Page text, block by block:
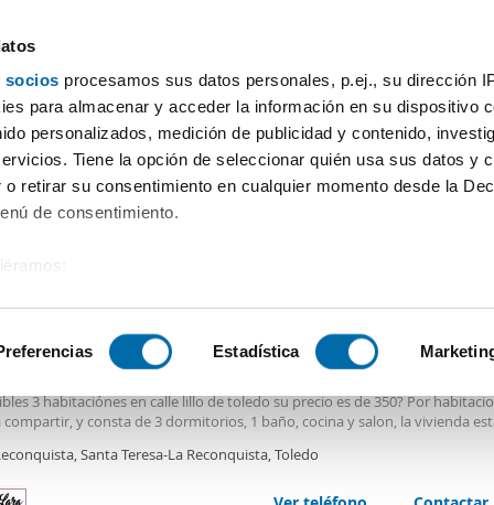
socios procesamos sus datos personales, p.ej., su dirección
para almacenar y acceder la información en su dispositivo
personalizados, medición de publicidad y contenido,
Tiene la opción de seleccionar quién usa sus datos y
retirar su consentimiento en cualquier momento desde la
de consentimiento.
analizándolo activamente para buscar características
cómo se procesan sus datos personales y establezca
de datos. Puede cambiar o retirar su consentimiento en
Estadística
Habitaciones Más filtros - 1
piso amueblado Casco histórico
3 habitaciónes en calle lillo de toledo su precio es de 350? Por
compartir, y consta de 3 dormitorios, 1 baño, cocina y salon, la vivienda
Santa Teresa-La Reconquista, Toledo